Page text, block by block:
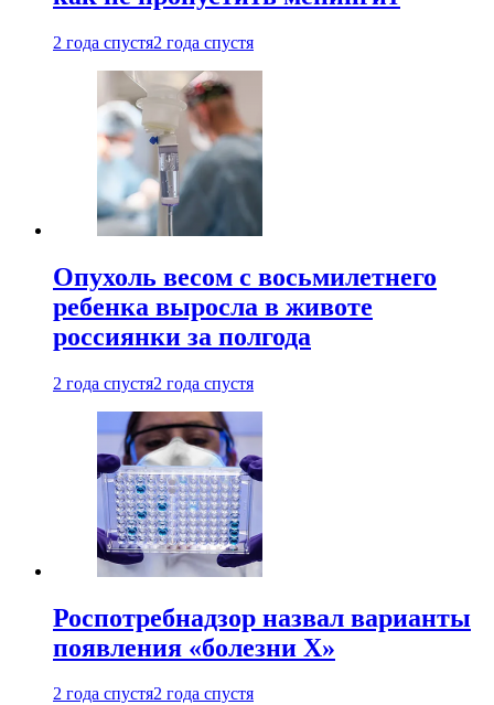
2 года спустя2 года спустя
Опухоль весом с восьмилетнего
ребенка выросла в животе
россиянки за полгода
2 года спустя2 года спустя
Роспотребнадзор назвал варианты
появления «болезни Х»
2 года спустя2 года спустя